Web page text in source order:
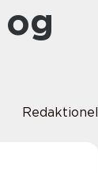
Redaktionel